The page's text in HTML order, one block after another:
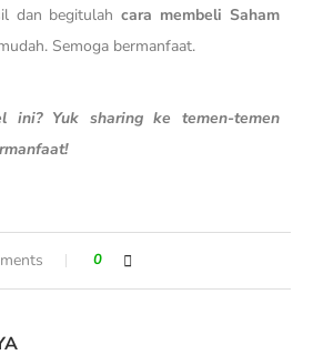
dan begitulahcara membeli Saham
Semoga bermanfaat.
ini? Yuk sharing ke temen-temen
0